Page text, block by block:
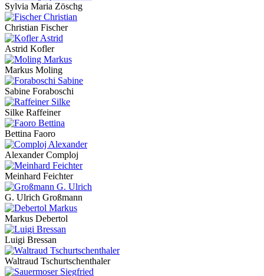
Sylvia Maria Zöschg
Christian Fischer
Astrid Kofler
Markus Moling
Sabine Foraboschi
Silke Raffeiner
Bettina Faoro
Alexander Comploj
Meinhard Feichter
G. Ulrich Großmann
Markus Debertol
Luigi Bressan
Waltraud Tschurtschenthaler